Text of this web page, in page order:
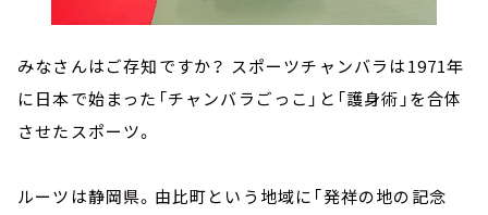
みなさんはご存知ですか？ スポーツチャンバラは1971年
に日本で始まった「チャンバラごっこ」と「護身術」を合体
させたスポーツ。
ルーツは静岡県。由比町という地域に「発祥の地の記念